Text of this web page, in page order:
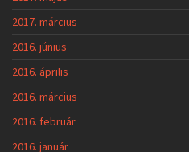
2017. március
2016. június
2016. április
2016. március
2016. február
2016. január